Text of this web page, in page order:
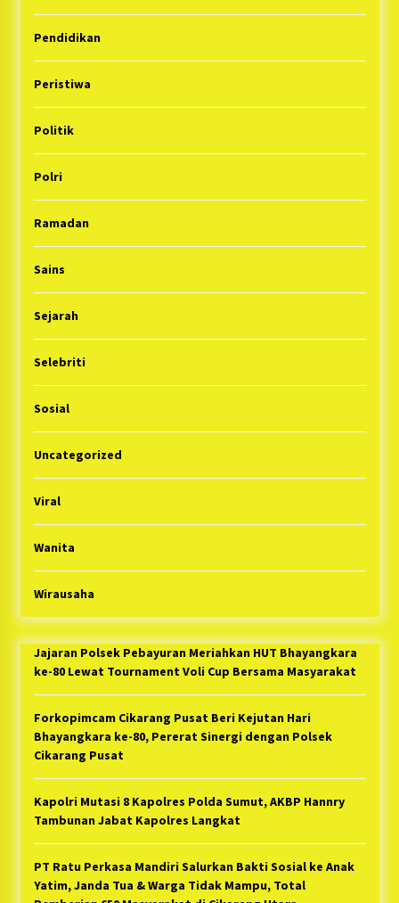
Pendidikan
Peristiwa
Politik
Polri
Ramadan
Sains
Sejarah
Selebriti
Sosial
Uncategorized
Viral
Wanita
Wirausaha
Jajaran Polsek Pebayuran Meriahkan HUT Bhayangkara
ke-80 Lewat Tournament Voli Cup Bersama Masyarakat
Forkopimcam Cikarang Pusat Beri Kejutan Hari
Bhayangkara ke-80, Pererat Sinergi dengan Polsek
Cikarang Pusat
Kapolri Mutasi 8 Kapolres Polda Sumut, AKBP Hannry
Tambunan Jabat Kapolres Langkat
PT Ratu Perkasa Mandiri Salurkan Bakti Sosial ke Anak
Yatim, Janda Tua & Warga Tidak Mampu, Total